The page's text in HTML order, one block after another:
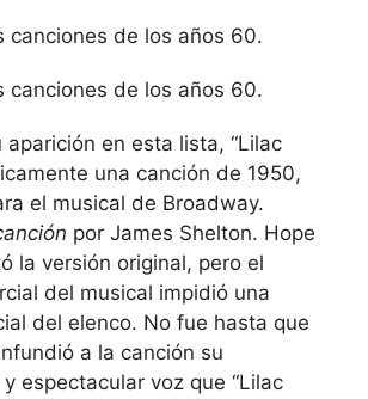
en esta lista, “Lilac
una canción de 1950,
el musical de Broadway.
por James Shelton. Hope
la versión original, pero el
del musical impidió una
del elenco. No fue hasta que
a la canción su
espectacular voz que “Lilac